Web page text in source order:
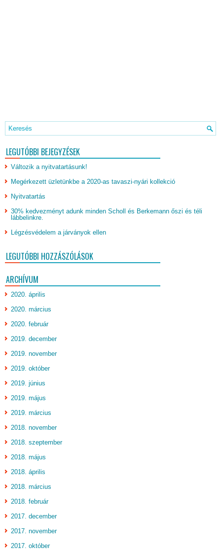
LEGUTÓBBI BEJEGYZÉSEK
Változik a nyitvatartásunk!
Megérkezett üzletünkbe a 2020-as tavaszi-nyári kollekció
Nyitvatartás
30% kedvezményt adunk minden Scholl és Berkemann őszi és téli
lábbelinkre.
Légzésvédelem a járványok ellen
LEGUTÓBBI HOZZÁSZÓLÁSOK
ARCHÍVUM
2020. április
2020. március
2020. február
2019. december
2019. november
2019. október
2019. június
2019. május
2019. március
2018. november
2018. szeptember
2018. május
2018. április
2018. március
2018. február
2017. december
2017. november
2017. október